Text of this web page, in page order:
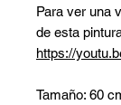
Para ver una
de esta
https://
Tamaño: 60